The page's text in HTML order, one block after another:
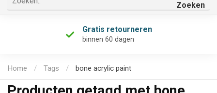
Zoeken
Gratis retourneren
binnen 60 dagen
Home / Tags / bone acrylic paint